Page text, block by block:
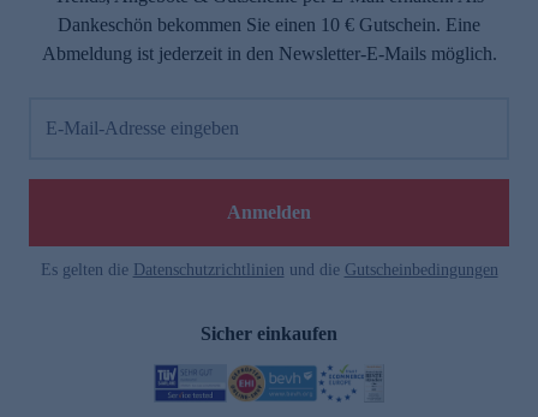
Dankeschön bekommen Sie einen 10 € Gutschein. Eine
Abmeldung ist jederzeit in den Newsletter-E-Mails möglich.
E-Mail-Adresse eingeben
Anmelden
Es gelten die Datenschutzrichtlinien und die Gutscheinbedingungen
Sicher einkaufen